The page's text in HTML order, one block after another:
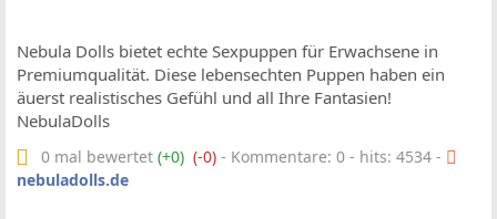
Nebula Dolls bietet echte Sexpuppen für Erwachsene in
Premiumqualität. Diese lebensechten Puppen haben ein
äuerst realistisches Gefühl und all Ihre Fantasien!
NebulaDolls
0 mal bewertet (+0) (-0) - Kommentare: 0 - hits: 4534 -
nebuladolls.de